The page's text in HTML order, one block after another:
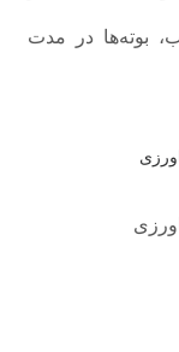
بوته‌ها در مدت